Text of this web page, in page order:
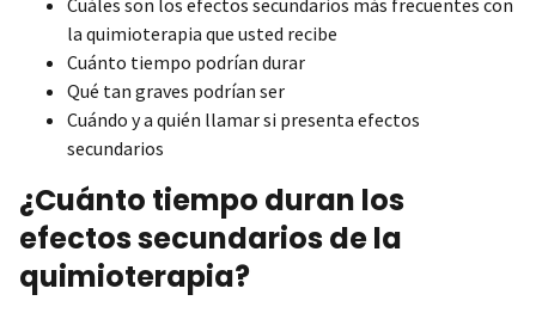
la quimioterapia que usted recibe
Cuánto tiempo podrían durar
Qué tan graves podrían ser
Cuándo y a quién llamar si presenta efectos
secundarios
¿Cuánto tiempo duran los
efectos secundarios de la
quimioterapia?